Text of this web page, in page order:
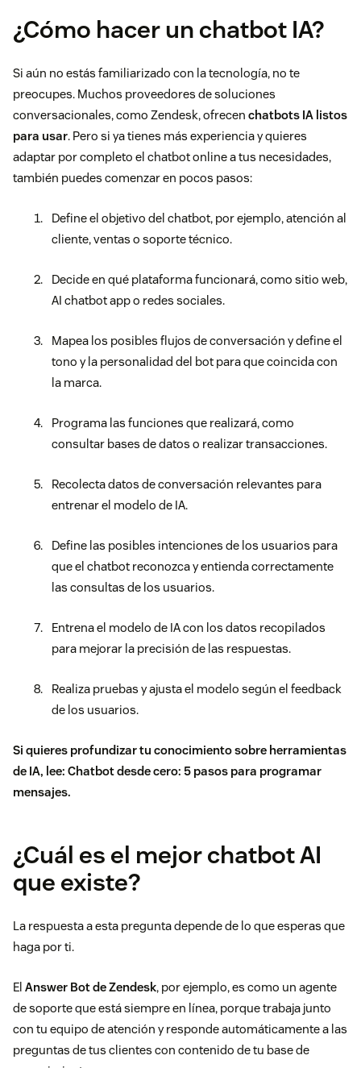
¿Cómo hacer un chatbot IA?
Si aún no estás familiarizado con la tecnología, no te
preocupes. Muchos proveedores de soluciones
conversacionales, como Zendesk, ofrecen chatbots IA listos
para usar. Pero si ya tienes más experiencia y quieres
adaptar por completo el chatbot online a tus necesidades,
también puedes comenzar en pocos pasos:
Define el objetivo del chatbot, por ejemplo, atención al
cliente, ventas o soporte técnico.
Decide en qué plataforma funcionará, como sitio web,
AI chatbot app o redes sociales.
Mapea los posibles flujos de conversación y define el
tono y la personalidad del bot para que coincida con
la marca.
Programa las funciones que realizará, como
consultar bases de datos o realizar transacciones.
Recolecta datos de conversación relevantes para
entrenar el modelo de IA.
Define las posibles intenciones de los usuarios para
que el chatbot reconozca y entienda correctamente
las consultas de los usuarios.
Entrena el modelo de IA con los datos recopilados
para mejorar la precisión de las respuestas.
Realiza pruebas y ajusta el modelo según el feedback
de los usuarios.
Si quieres profundizar tu conocimiento sobre herramientas
de IA, lee: Chatbot desde cero: 5 pasos para programar
mensajes.
¿Cuál es el mejor chatbot AI
que existe?
La respuesta a esta pregunta depende de lo que esperas que
haga por ti.
El Answer Botde Zendesk, por ejemplo, es como un agente
de soporte que está siempre en línea, porque trabaja junto
con tu equipo de atención y responde automáticamente a las
preguntas de tus clientes con contenido de tu base de